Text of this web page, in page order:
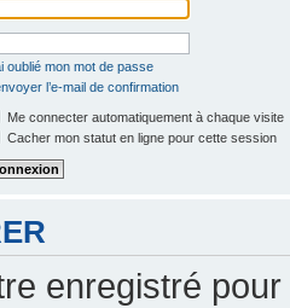
oublié mon mot de passe
l’e-mail de confirmation
Me connecter automatiquement à chaque visite
Cacher mon statut en ligne pour cette session
enregistré